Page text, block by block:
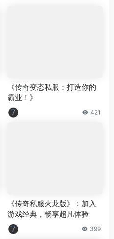
《传奇变态私服：打造你的
霸业！》
421
《传奇私服火龙版》：加入
游戏经典，畅享超凡体验
399